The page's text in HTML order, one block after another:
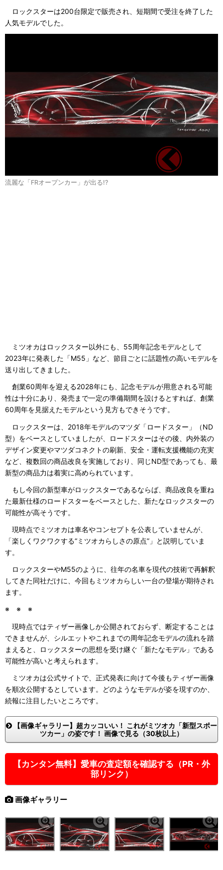
ロックスターは200台限定で販売され、短期間で受注を終了した
人気モデルでした。
流麗な「FRオープンカー」が出る!?
ミツオカはロックスター以外にも、55周年記念モデルとして
2023年に発表した「M55」など、節目ごとに話題性の高いモデルを
送り出してきました。
創業60周年を迎える2028年にも、記念モデルが用意される可能
性は十分にあり、発売まで一定の準備期間を設けるとすれば、創業
60周年を見据えたモデルという見方もできそうです。
ロックスターは、2018年モデルのマツダ「ロードスター」（ND
型）をベースとしていましたが、ロードスターはその後、内外装の
デザイン変更やマツダコネクトの刷新、安全・運転支援機能の充実
など、複数回の商品改良を実施しており、同じND型であっても、最
新型の商品力は着実に高められています。
もし今回の新型車がロックスターであるならば、商品改良を重ね
た最新仕様のロードスターをベースとした、新たなロックスターの
可能性が高そうです。
現時点でミツオカは車名やコンセプトを公表していませんが、
「楽しくワクワクする“ミツオカらしさの原点”」と説明していま
す。
ロックスターやM55のように、往年の名車を現代の技術で再解釈
してきた同社だけに、今回もミツオカらしい一台の登場が期待され
ます。
※ ※ ※
現時点ではティザー画像しか公開されておらず、断定することは
できませんが、シルエットやこれまでの周年記念モデルの流れを踏
まえると、ロックスターの思想を受け継ぐ「新たなモデル」である
可能性が高いと考えられます。
ミツオカは公式サイトで、正式発表に向けて今後もティザー画像
を順次公開するとしています。どのようなモデルが姿を現すのか、
続報に注目したいところです。
【画像ギャラリー】超カッコいい！ これがミツオカ「新型スポー
ツカー」の姿です！ 画像で見る（30枚以上）
【カンタン無料】愛車の査定額を確認する（PR・外
部リンク）
画像ギャラリー